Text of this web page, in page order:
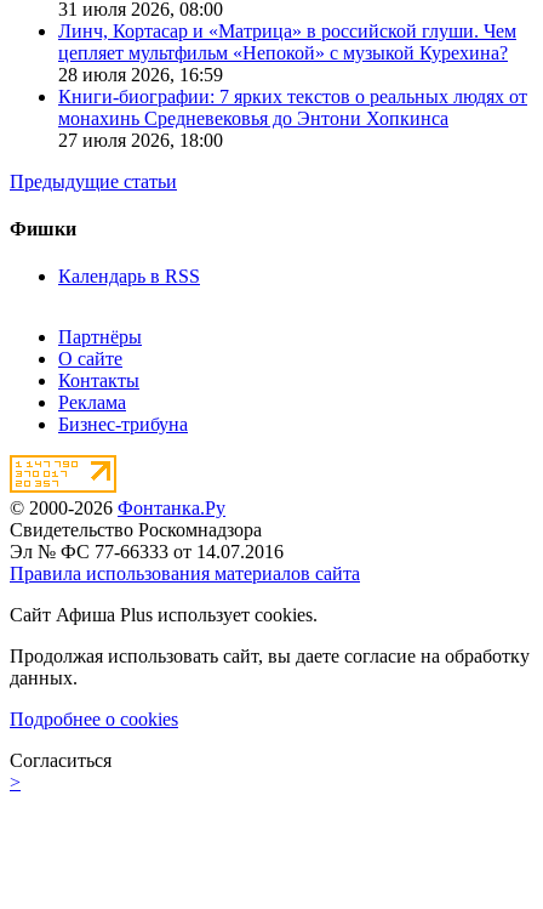
31 июля 2026, 08:00
Линч, Кортасар и «Матрица» в российской глуши. Чем
цепляет мультфильм «Непокой» с музыкой Курехина?
28 июля 2026, 16:59
Книги-биографии: 7 ярких текстов о реальных людях от
монахинь Средневековья до Энтони Хопкинса
27 июля 2026, 18:00
Предыдущие статьи
Фишки
Календарь в RSS
Партнёры
О сайте
Контакты
Реклама
Бизнес-трибуна
© 2000-2026 Фонтанка.Ру
Свидетельство Роскомнадзора
Эл № ФС 77-66333 от 14.07.2016
Правила использования материалов сайта
Сайт Афиша Plus использует cookies.
Продолжая использовать сайт, вы даете согласие на обработку
данных.
Подробнее о cookies
Согласиться
>